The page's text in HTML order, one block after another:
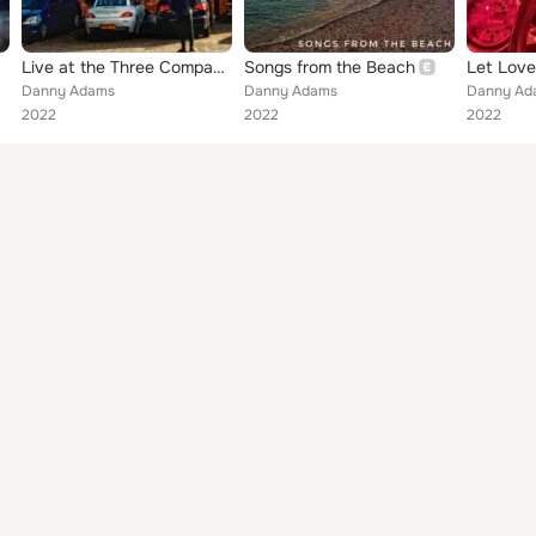
Live at the Three Compasses
Danny Adams
2022
Songs from the Beach
Danny Adams
2022
Danny
2022